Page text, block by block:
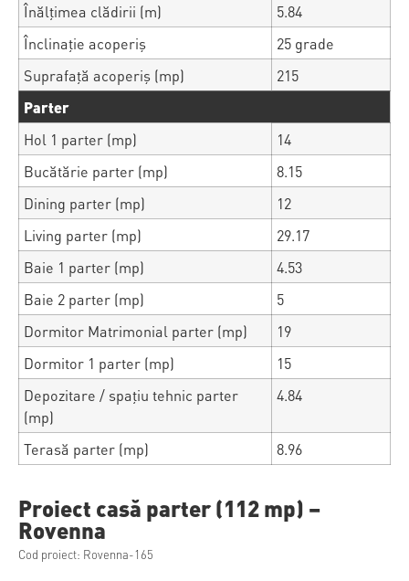
Înălțimea clădirii (m)
5.84
Înclinație acoperiș
25 grade
Suprafață acoperiș (mp)
215
Parter
Hol 1 parter (mp)
14
Bucătărie parter (mp)
8.15
Dining parter (mp)
12
Living parter (mp)
29.17
Baie 1 parter (mp)
4.53
Baie 2 parter (mp)
5
Dormitor Matrimonial parter (mp)
19
Dormitor 1 parter (mp)
15
Depozitare / spațiu tehnic parter
(mp)
4.84
Terasă parter (mp) 8.96
Proiect casă parter (112 mp) –
Rovenna
Cod proiect: Rovenna-165